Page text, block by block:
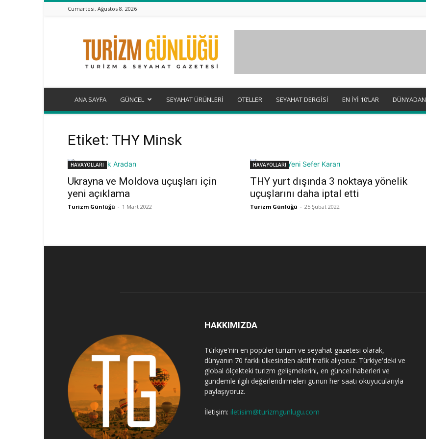
Cumartesi, Ağustos 8, 2026
Turizm
Günlüğü
ANA SAYFA GÜNCEL SEYAHAT ÜRÜNLERİ OTELLER SEYAHAT DERGİSİ EN İYİ 10’LAR DÜNYADAN
Etiket: THY Minsk
HAVAYOLLARI
Ukrayna ve Moldova uçuşları için
yeni açıklama
Turizm Günlüğü - 1 Mart 2022
HAVAYOLLARI
THY yurt dışında 3 noktaya yönelik
uçuşlarını daha iptal etti
Turizm Günlüğü - 25 Şubat 2022
HAKKIMIZDA
Türkiye'nin en popüler turizm ve seyahat gazetesi olarak,
dünyanın 70 farklı ülkesinden aktif trafik alıyoruz. Türkiye'deki ve
global ölçekteki turizm gelişmelerini, en güncel haberleri ve
gündemle ilgili değerlendirmeleri günün her saati okuyucularıyla
paylaşıyoruz.
İletişim: iletisim@turizmgunlugu.com